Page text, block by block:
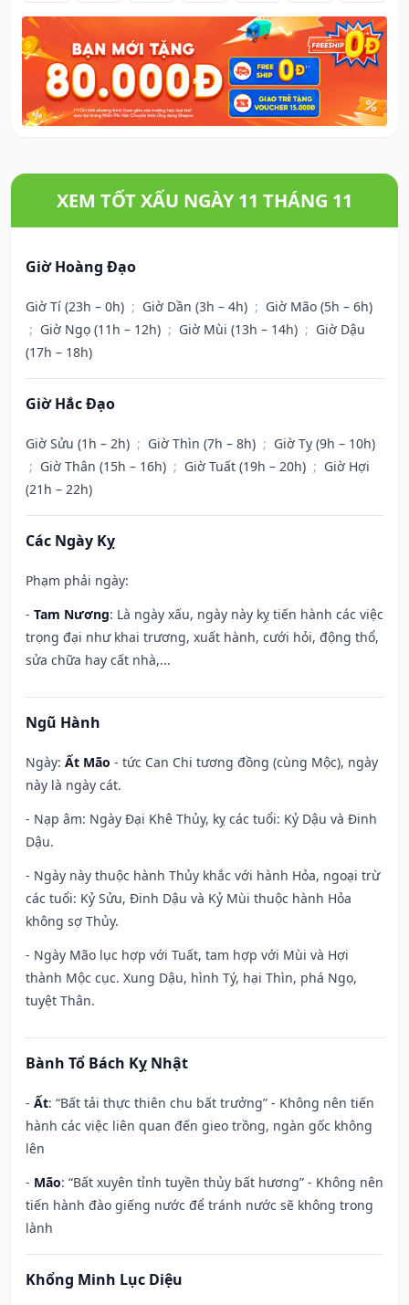
XEM TỐT XẤU NGÀY 11 THÁNG 11
Giờ Hoàng Đạo
Giờ Tí (23h – 0h) ; Giờ Dần (3h – 4h) ; Giờ Mão (5h – 6h)
; Giờ Ngọ (11h – 12h) ; Giờ Mùi (13h – 14h) ; Giờ Dậu
(17h – 18h)
Giờ Hắc Đạo
Giờ Sửu (1h – 2h) ; Giờ Thìn (7h – 8h) ; Giờ Tỵ (9h – 10h)
; Giờ Thân (15h – 16h) ; Giờ Tuất (19h – 20h) ; Giờ Hợi
(21h – 22h)
Các Ngày Kỵ
Phạm phải ngày:
- Tam Nương: Là ngày xấu, ngày này kỵ tiến hành các việc
trọng đại như khai trương, xuất hành, cưới hỏi, động thổ,
sửa chữa hay cất nhà,...
Ngũ Hành
Ngày: Ất Mão - tức Can Chi tương đồng (cùng Mộc), ngày
này là ngày cát.
- Nạp âm: Ngày Đại Khê Thủy, kỵ các tuổi: Kỷ Dậu và Đinh
Dậu.
- Ngày này thuộc hành Thủy khắc với hành Hỏa, ngoại trừ
các tuổi: Kỷ Sửu, Đinh Dậu và Kỷ Mùi thuộc hành Hỏa
không sợ Thủy.
- Ngày Mão lục hợp với Tuất, tam hợp với Mùi và Hợi
thành Mộc cục. Xung Dậu, hình Tý, hại Thìn, phá Ngọ,
tuyệt Thân.
Bành Tổ Bách Kỵ Nhật
- Ất: “Bất tải thực thiên chu bất trưởng” - Không nên tiến
hành các việc liên quan đến gieo trồng, ngàn gốc không
lên
- Mão: “Bất xuyên tỉnh tuyền thủy bất hương” - Không nên
tiến hành đào giếng nước để tránh nước sẽ không trong
lành
Khổng Minh Lục Diệu